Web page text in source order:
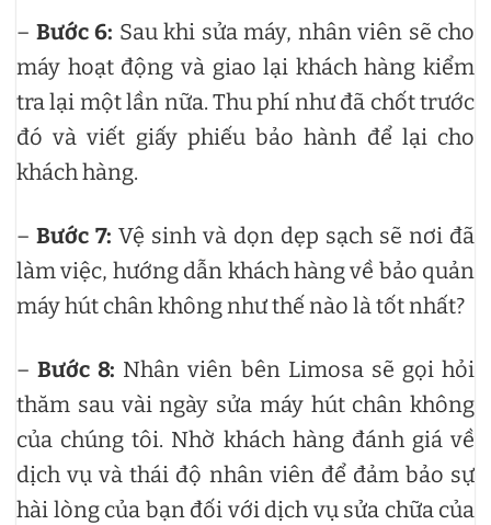
– Bước 6: Sau khi sửa máy, nhân viên sẽ cho
máy hoạt động và giao lại khách hàng kiểm
tra lại một lần nữa. Thu phí như đã chốt trước
đó và viết giấy phiếu bảo hành để lại cho
khách hàng.
– Bước 7: Vệ sinh và dọn dẹp sạch sẽ nơi đã
làm việc, hướng dẫn khách hàng về bảo quản
máy hút chân không như thế nào là tốt nhất?
–Bước 8: Nhân viên bên Limosa sẽ gọi hỏi
thăm sau vài ngày sửa máy hút chân không
của chúng tôi. Nhờ khách hàng đánh giá về
dịch vụ và thái độ nhân viên để đảm bảo sự
hài lòng của bạn đối với dịch vụ sửa chữa của